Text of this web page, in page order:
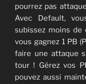
pourrez pas
Avec Default,
subissez moins
vous gagnez 1 PB
faire une attaque
tour ! Gérez vos
pouvez aussi